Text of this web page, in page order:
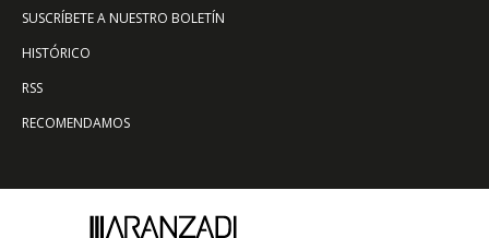
SUSCRÍBETE A NUESTRO BOLETÍN
HISTÓRICO
RSS
RECOMENDAMOS